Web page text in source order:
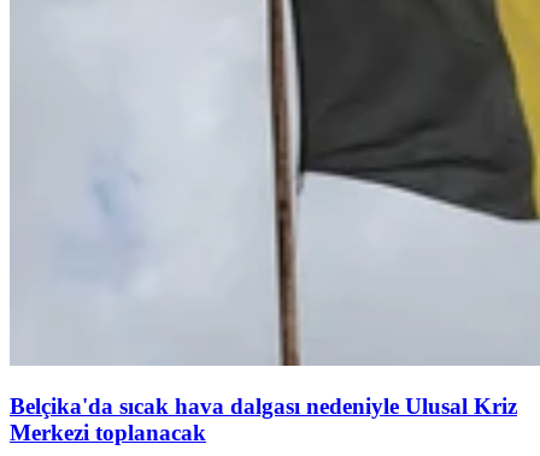
Belçika'da sıcak hava dalgası nedeniyle Ulusal Kriz
Merkezi toplanacak